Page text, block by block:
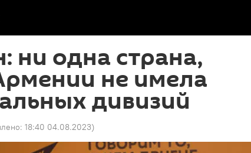
ни одна страна,
не имела
дивизий
18:40 04.08.2023)